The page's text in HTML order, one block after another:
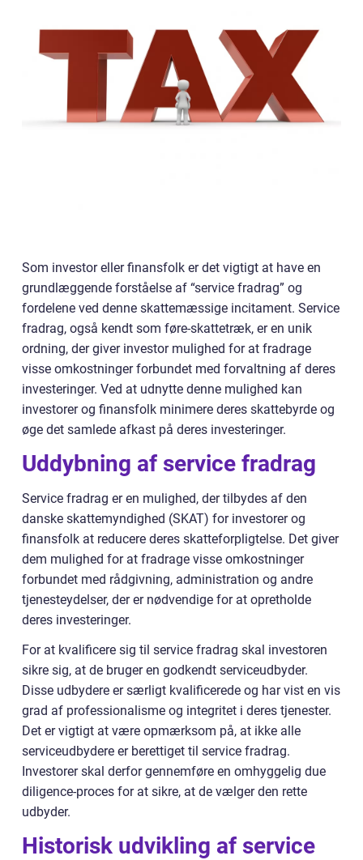
Som investor eller finansfolk er det vigtigt at have en
grundlæggende forståelse af “service fradrag” og
fordelene ved denne skattemæssige incitament. Service
fradrag, også kendt som føre-skattetræk, er en unik
ordning, der giver investor mulighed for at fradrage
visse omkostninger forbundet med forvaltning af deres
investeringer. Ved at udnytte denne mulighed kan
investorer og finansfolk minimere deres skattebyrde og
øge det samlede afkast på deres investeringer.
Uddybning af service fradrag
Service fradrag er en mulighed, der tilbydes af den
danske skattemyndighed (SKAT) for investorer og
finansfolk at reducere deres skatteforpligtelse. Det giver
dem mulighed for at fradrage visse omkostninger
forbundet med rådgivning, administration og andre
tjenesteydelser, der er nødvendige for at opretholde
deres investeringer.
For at kvalificere sig til service fradrag skal investoren
sikre sig, at de bruger en godkendt serviceudbyder.
Disse udbydere er særligt kvalificerede og har vist en vis
grad af professionalisme og integritet i deres tjenester.
Det er vigtigt at være opmærksom på, at ikke alle
serviceudbydere er berettiget til service fradrag.
Investorer skal derfor gennemføre en omhyggelig due
diligence-proces for at sikre, at de vælger den rette
udbyder.
Historisk udvikling af service